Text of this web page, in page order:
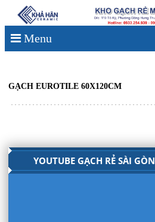
Menu
Đọc Thêm
GẠCH EUROTILE 60X120CM
YOUTUBE GẠCH RẺ SÀI GÒN